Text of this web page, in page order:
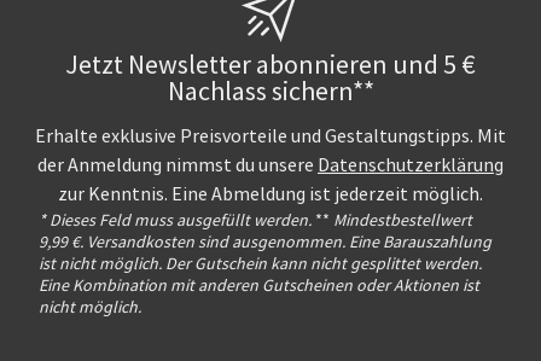
Jetzt Newsletter abonnieren und 5 €
Nachlass sichern**
Erhalte exklusive Preisvorteile und Gestaltungstipps. Mit
der Anmeldung nimmst du unsere Datenschutzerklärung
zur Kenntnis. Eine Abmeldung ist jederzeit möglich.
* Dieses Feld muss ausgefüllt werden. ** Mindestbestellwert
9,99 €. Versandkosten sind ausgenommen. Eine Barauszahlung
ist nicht möglich. Der Gutschein kann nicht gesplittet werden.
Eine Kombination mit anderen Gutscheinen oder Aktionen ist
nicht möglich.